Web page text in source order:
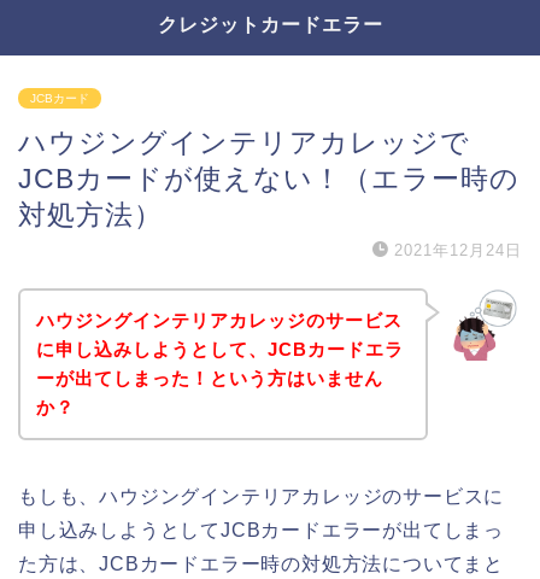
クレジットカードエラー
JCBカード
ハウジングインテリアカレッジで
JCBカードが使えない！（エラー時の
対処方法）
2021年12月24日
ハウジングインテリアカレッジのサービス
に申し込みしようとして、JCBカードエラ
ーが出てしまった！という方はいません
か？
もしも、ハウジングインテリアカレッジのサービスに
申し込みしようとしてJCBカードエラーが出てしまっ
た方は、JCBカードエラー時の対処方法についてまと